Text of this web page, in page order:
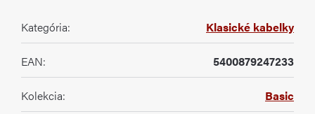
Kategória: Klasické kabelky
EAN: 5400879247233
Kolekcia: Basic